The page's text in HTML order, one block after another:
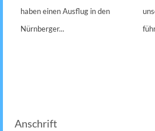
haben einen Ausflug in den
Nürnberger...
Anschrift